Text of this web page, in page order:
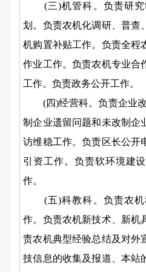
(三)机管科。负责研究
划。负责农机化调研、普查
机购置补贴工作。负责全程
作业工作。负责农机专业合
工作。负责政务公开工作。
(四)经营科。负责企业改
制企业遗留问题和未改制企
访维稳工作。负责区长公开
引资工作。负责软环境建
作。
(五)科教科。负责农机
作。负责农机新技术、新机
责农机典型经验总结及对外
技信息的收集及报道、本站